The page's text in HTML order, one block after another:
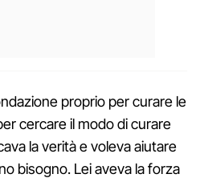
proprio per curare le
cercare il modo di curare
la verità e voleva aiutare
bisogno. Lei aveva la forza